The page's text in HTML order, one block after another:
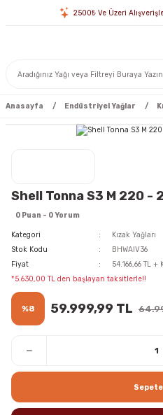
2500₺ Ve Üzeri
Anasayfa Endüstriyel Yağlar
Shell Tonna S3 M 220 -
0 Puan - 0 Yorum
Kategori
Kızak Yağları
Stok Kodu
BHWAIV36
Fiyat
54.166,66 TL +
*5.630,00 TL den başlayan taksitlerle!!
%8 59.999,99 TL
Sepete